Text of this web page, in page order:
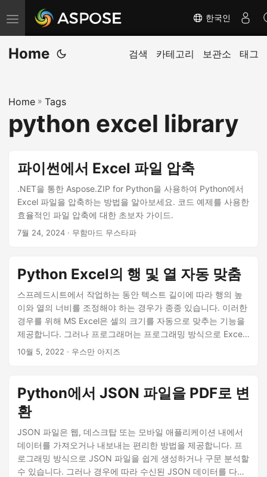
탐
색
전
한국인
Home 검색 카테고리 보관소 태그
Home » Tags
python excel library
파이썬에서 Excel 파일 압축
.NET을 통한 Aspose.ZIP for Python을 사용하여 Python에서
Excel 파일을 압축하는 방법을 알아보세요. 코드 예제를 사용한
효율적인 파일 압축에 대한 초보자 가이드.
7월 24, 2024 · 무함마드 무스타파
Python Excel의 행 및 열 자동 맞춤
스프레드시트에서 작업하는 동안 텍스트 길이에 따라 행의 높
이와 열의 너비를 조정해야 하는 경우가 종종 있습니다. 이러한
경우를 위해 MS Excel은 셀의 크기를 자동으로 맞추는 기능을
제공합니다. 그러나 프로그래머는 프로그래밍 방식으로 Excel
파일에 대해 이 기능을 활성화해야 할 수도 있습니다. 따라서 이
10월 5, 2022 · 우스만 아지즈
Python에서 JSON 파일을 PDF로 변
환
JSON 파일은 웹, 데스크탑 또는 모바일 애플리케이션 내에서
데이터를 가져오거나 내보내는 편리한 방법을 제공합니다. 프
로그래밍 방식으로 JSON 파일을 쉽게 생성하거나 구문 분석할
수 있습니다. 그러나 경우에 따라 수신된 JSON 데이터를 다른